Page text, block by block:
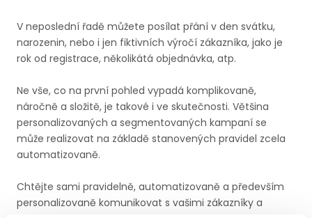
V neposlední řadě můžete posílat přání v den svátku,
narozenin, nebo i jen fiktivních výročí zákazníka, jako je
rok od registrace, několikátá objednávka, atp.
Ne vše, co na první pohled vypadá komplikovaně,
náročně a složitě, je takové i ve skutečnosti. Většina
personalizovaných a segmentovaných kampaní se
může realizovat na základě stanovených pravidel zcela
automatizovaně.
Chtějte sami pravidelně, automatizovaně a především
personalizovaně komunikovat s vašimi zákazníky a